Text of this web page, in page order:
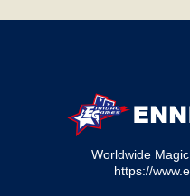
Worldwide
https://